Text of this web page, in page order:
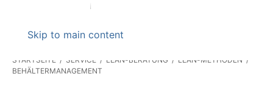
Skip to main content
STARTSEITE SERVICE LEAN-BERATUNG
LEAN-METHODEN
BEHÄLTERMANAGEMENT